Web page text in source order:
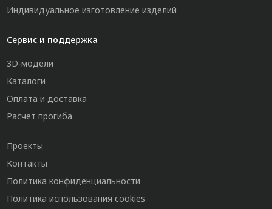
Индивидуальное изготовление изделий
Сервис и поддержка
3D-модели
Каталоги
Оплата и доставка
Расчет прогиба
Проекты
Контакты
Политика конфиденциальности
Политика использования cookies